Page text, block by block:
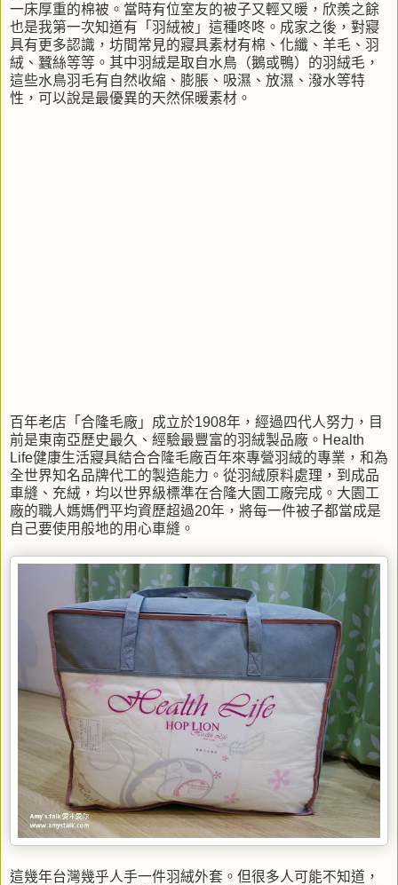
一床厚重的棉被。當時有位室友的被子又輕又暖，欣羨之餘
也是我第一次知道有「羽絨被」這種咚咚。成家之後，對寢
具有更多認識，坊間常見的寢具素材有棉、化纖、羊毛、羽
絨、蠶絲等等。其中羽絨是取自水鳥（鵝或鴨）的羽絨毛，
這些水鳥羽毛有自然收縮、膨脹、吸濕、放濕、潑水等特
性，可以說是最優異的天然保暖素材。
百年老店「合隆毛廠」成立於1908年，經過四代人努力，目
前是東南亞歷史最久、經驗最豐富的羽絨製品廠。Health
Life健康生活寢具結合合隆毛廠百年來專營羽絨的專業，和為
全世界知名品牌代工的製造能力。從羽絨原料處理，到成品
車縫、充絨，均以世界級標準在合隆大園工廠完成。大園工
廠的職人媽媽們平均資歷超過20年，將每一件被子都當成是
自己要使用般地的用心車縫。
這幾年台灣幾乎人手一件羽絨外套。但很多人可能不知道，